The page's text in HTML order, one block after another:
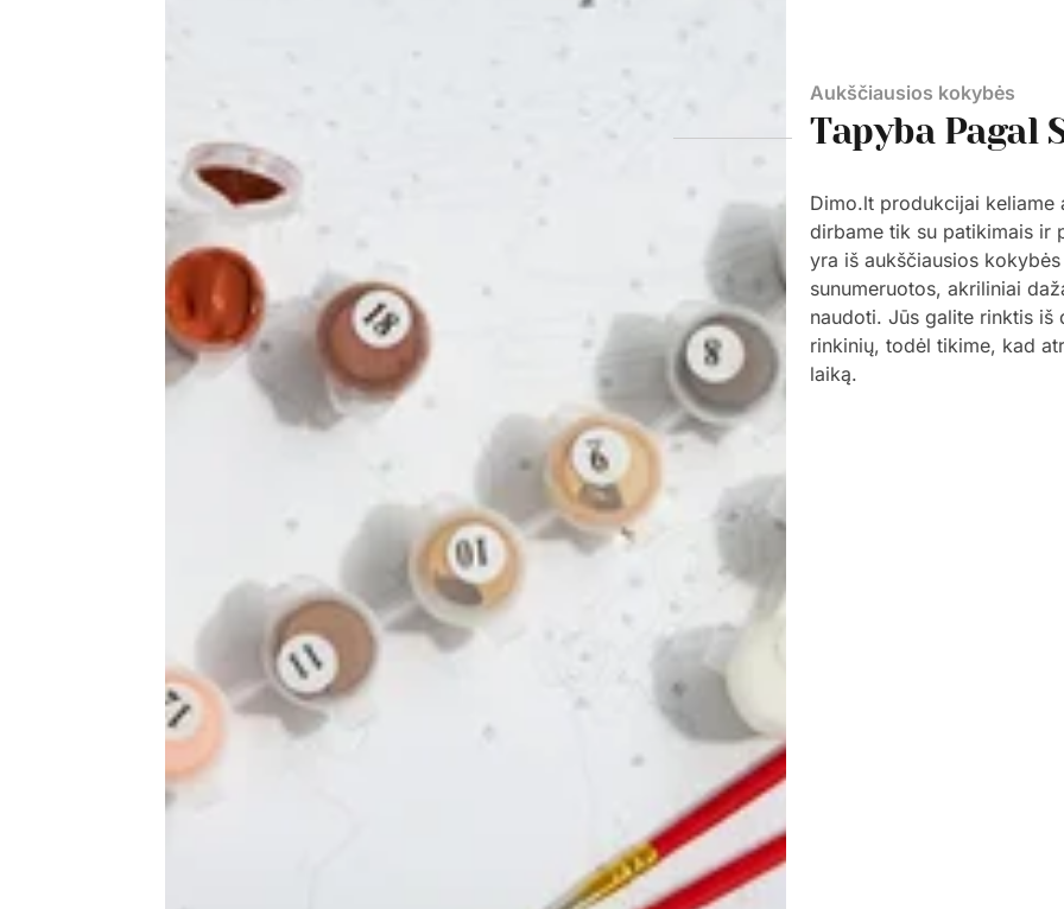
Aukščiausios kokybės
Tapyba Pagal
Dimo.lt produkcijai keliame
dirbame tik su patikimais ir
yra iš aukščiausios
sunumeruotos, akriliniai
naudoti. Jūs galite rinktis
rinkinių, todėl tikime, kad
laiką.